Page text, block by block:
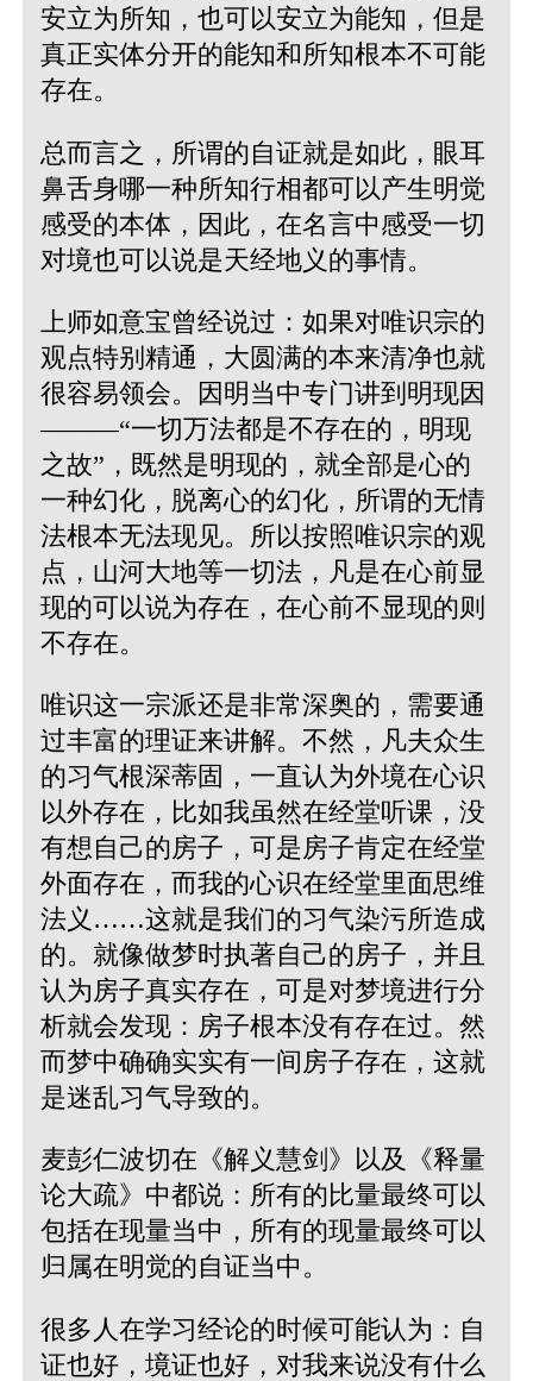
安立为所知，也可以安立为能知，但是
真正实体分开的能知和所知根本不可能
存在。
总而言之，所谓的自证就是如此，眼耳
鼻舌身哪一种所知行相都可以产生明觉
感受的本体，因此，在名言中感受一切
对境也可以说是天经地义的事情。
上师如意宝曾经说过：如果对唯识宗的
观点特别精通，大圆满的本来清净也就
很容易领会。因明当中专门讲到明现因
———“一切万法都是不存在的，明现
之故” ，既然是明现的，就全部是心的
一种幻化，脱离心的幻化，所谓的无情
法根本无法现见。所以按照唯识宗的观
点，山河大地等一切法，凡是在心前显
现的可以说为存在，在心前不显现的则
不存在。
唯识这一宗派还是非常深奥的，需要通
过丰富的理证来讲解。不然，凡夫众生
的习气根深蒂固，一直认为外境在心识
以外存在，比如我虽然在经堂听课，没
有想自己的房子，可是房子肯定在经堂
外面存在，而我的心识在经堂里面思维
法义……这就是我们的习气染污所造成
的。就像做梦时执著自己的房子，并且
认为房子真实存在，可是对梦境进行分
析就会发现：房子根本没有存在过。然
而梦中确确实实有一间房子存在，这就
是迷乱习气导致的。
麦彭仁波切在《解义慧剑》以及《释量
论大疏》中都说：所有的比量最终可以
包括在现量当中，所有的现量最终可以
归属在明觉的自证当中。
很多人在学习经论的时候可能认为：自
证也好，境证也好，对我来说没有什么